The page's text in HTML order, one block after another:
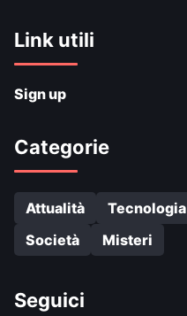
Link utili
Sign up
Categorie
Attualità Tecnologia
Società
Misteri
Seguici